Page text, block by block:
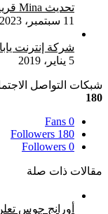
تحديث Mina قريب للشبكة الرئيسية
11 سبتمبر، 2023
شركة إنترنت
5 يناير، 2019
شبكات التواصل
180
0
Fans
180
Followers
0
Followers
مقالات ذات صلة
أورانج جوس تعلن